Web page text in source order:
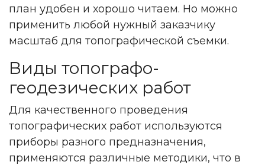
план удобен и хорошо читаем. Но можно
применить любой нужный заказчику
масштаб для топографической съемки.
Виды топографо-
геодезических работ
Для качественного проведения
топографических работ используются
приборы разного предназначения,
применяются различные методики, что в